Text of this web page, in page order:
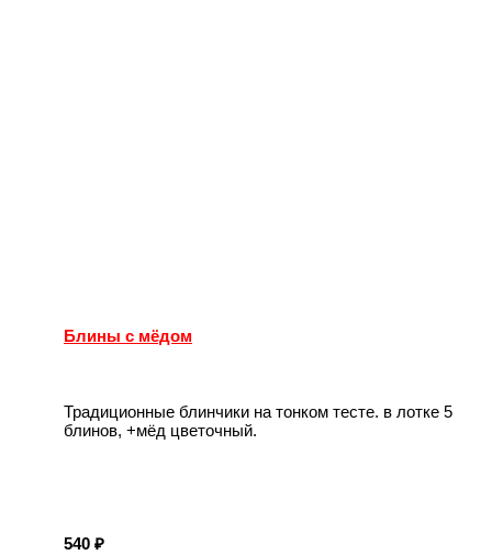
Блины с мёдом
Традиционные блинчики на тонком тесте. в лотке 5
блинов, +мёд цветочный.
540